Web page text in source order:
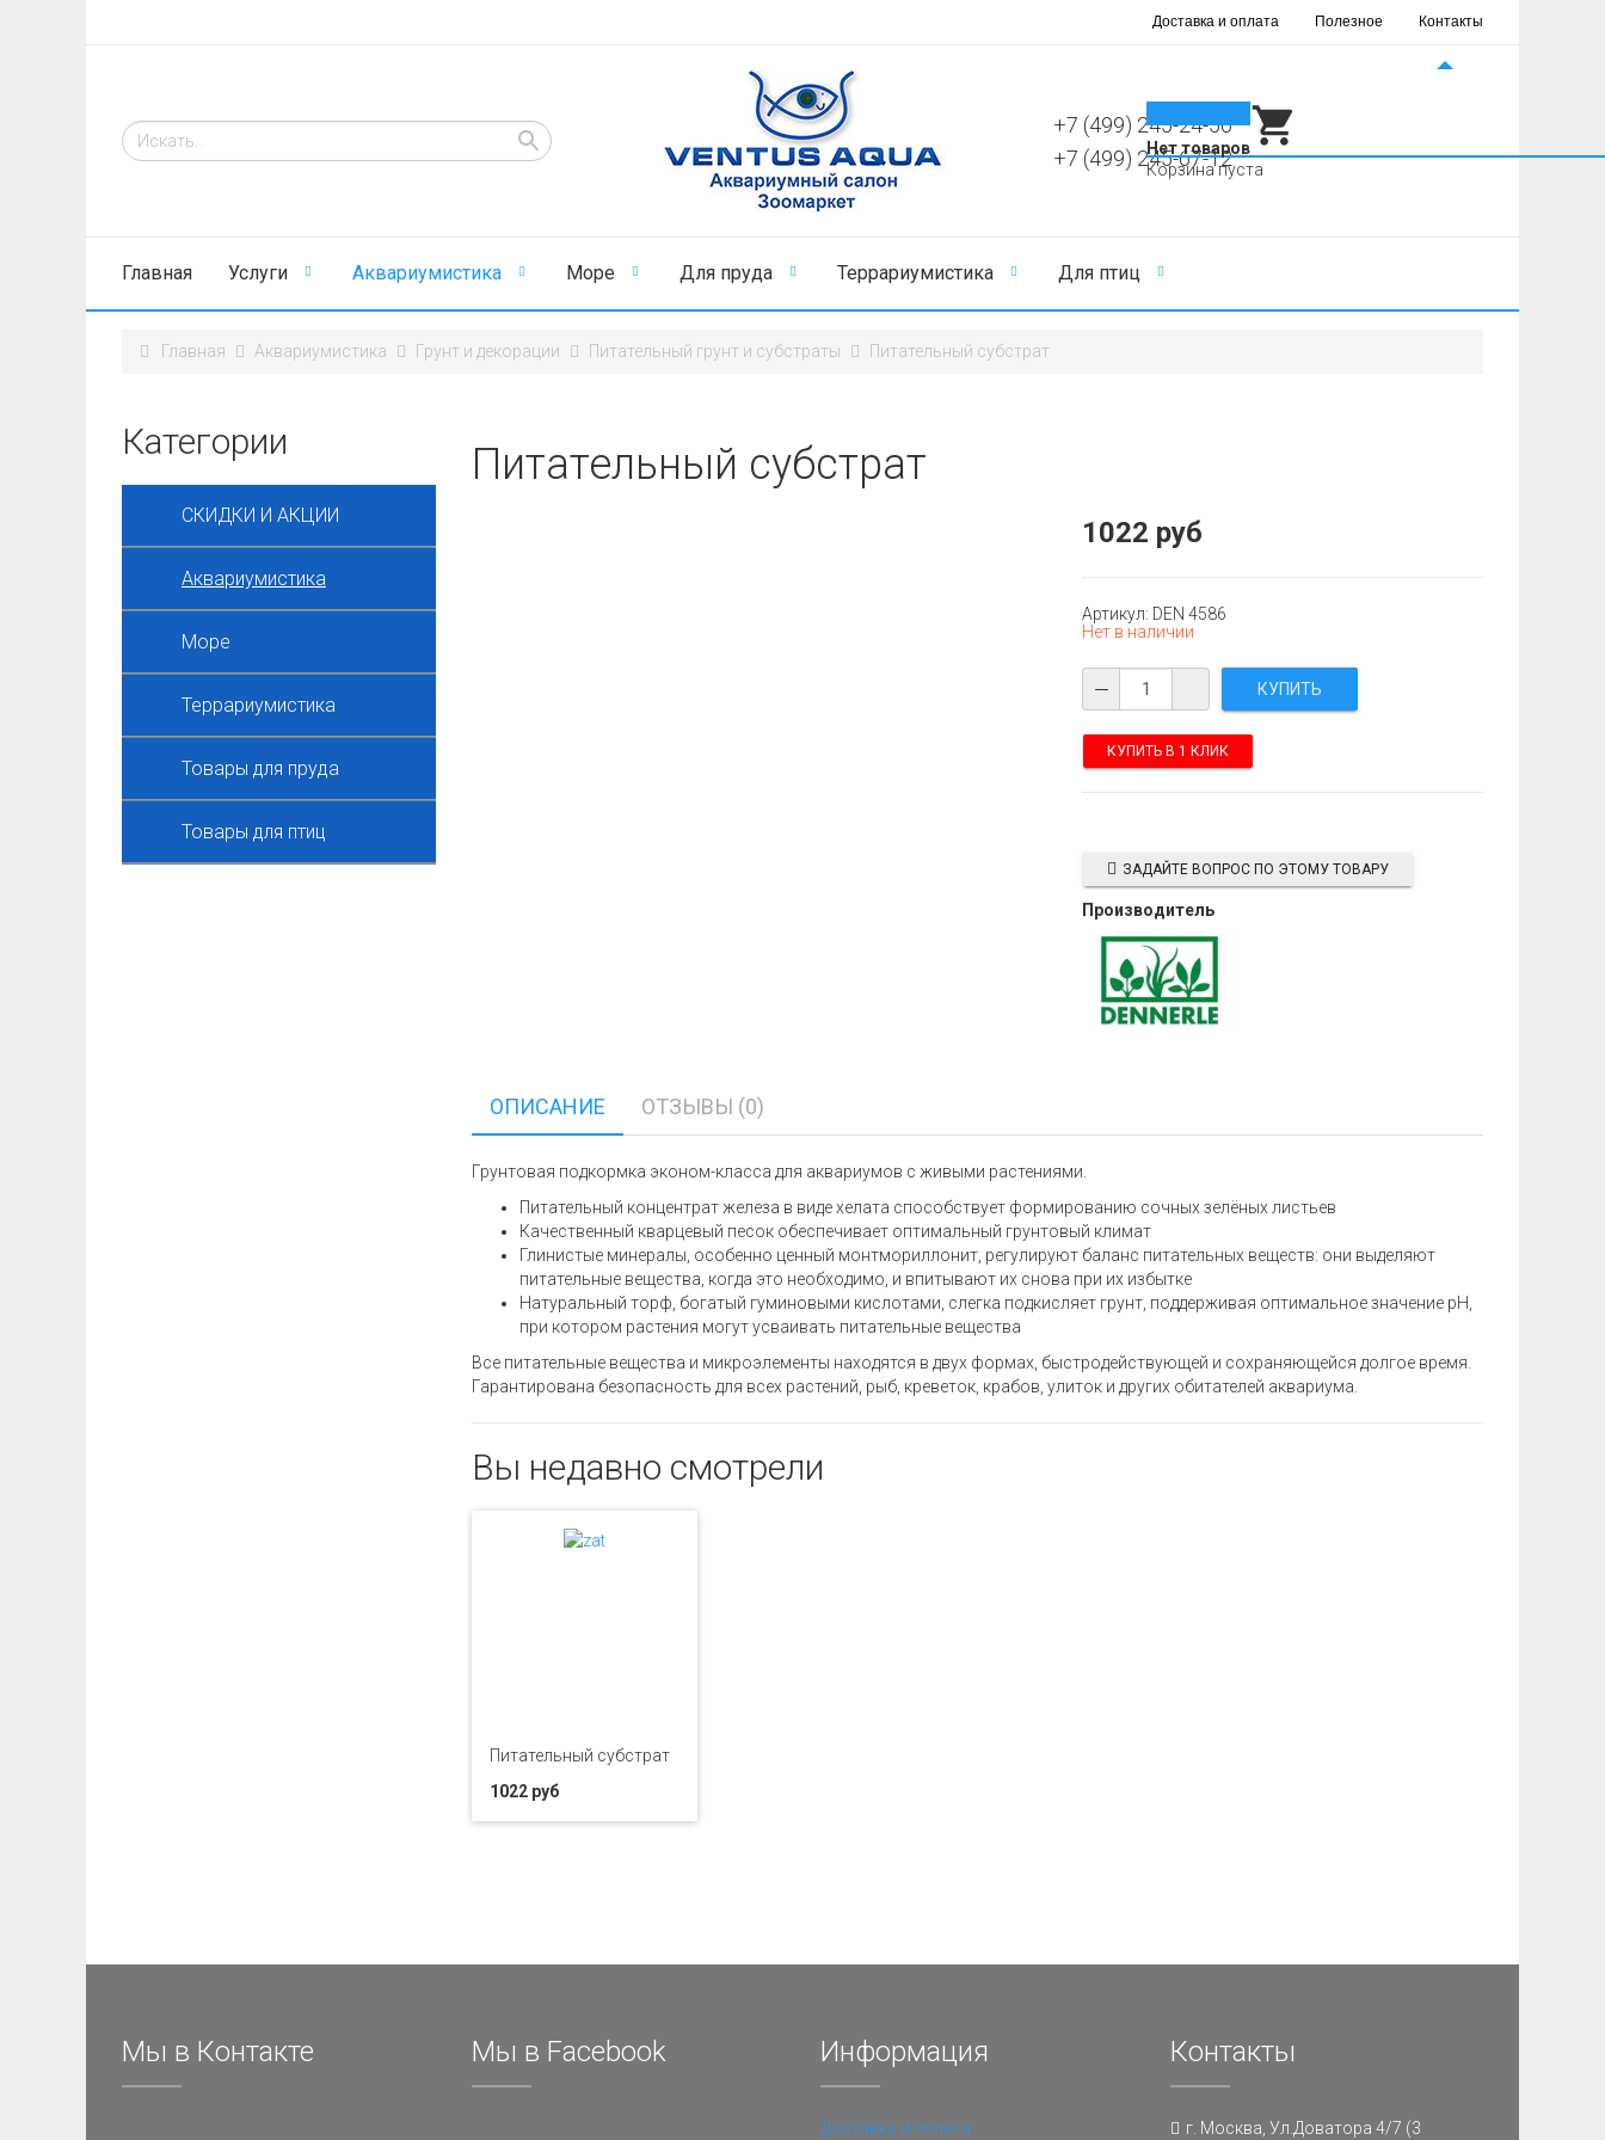
Доставка и оплата Полезное Контакты
+7 (499) 245-24-56
+7 (499) 245-67-12
0
Нет товаров
Корзина пуста
Главная Услуги Аквариумистика Море Для пруда Террариумистика Для птиц
Главная Аквариумистика Грунт и декорации Питательный грунт и субстраты Питательный субстрат
Питательный субстрат
1022 руб
Артикул: DEN 4586
Нет в наличии
КУПИТЬ В 1 КЛИК
ЗАДАЙТЕ ВОПРОС ПО ЭТОМУ ТОВАРУ
Производитель
ОПИСАНИЕ ОТЗЫВЫ (0)
Грунтовая подкормка эконом-класса для аквариумов с живыми растениями.
Питательный концентрат железа в виде хелата способствует формированию сочных зелёных листьев
Качественный кварцевый песок обеспечивает оптимальный грунтовый климат
Глинистые минералы, особенно ценный монтмориллонит, регулируют баланс питательных веществ: они выделяют
питательные вещества, когда это необходимо, и впитывают их снова при их избытке
Натуральный торф, богатый гуминовыми кислотами, слегка подкисляет грунт, поддерживая оптимальное значение рН,
при котором растения могут усваивать питательные вещества
Все питательные вещества и микроэлементы находятся в двух формах, быстродействующей и сохраняющейся долгое время.
Гарантирована безопасность для всех растений, рыб, креветок, крабов, улиток и других обитателей аквариума.
Вы недавно смотрели
Питательный субстрат
1022 руб
Категории
СКИДКИ И АКЦИИ
Аквариумистика
Море
Террариумистика
Товары для пруда
Товары для птиц
Мы в Контакте Мы в Facebook Информация
Доставка и оплата
Контакты
г. Москва, Ул.Доватора 4/7 (3